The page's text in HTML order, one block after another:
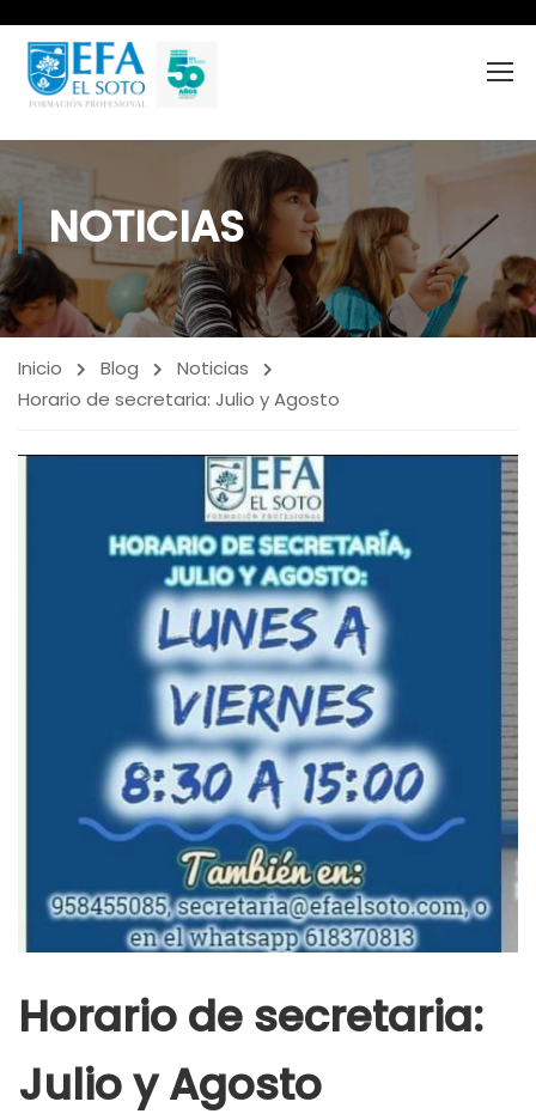
NOTICIAS
Inicio Blog
Noticias
Horario de secretaria: Julio y Agosto
Horario de secretaria:
Julio y Agosto